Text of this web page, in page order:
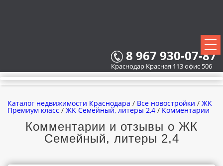
8 967 930-07-87
Краснодар Красная 113 офис 506
ВСЕ НОВОСТРОЙКИ
КАРТА НОВОСТРОЕК
Каталог недвижимости Краснодара / Все новостройки / ЖК
Премиум класс / ЖК Семейный, литеры 2,4 / Комментарии
Комментарии и отзывы о ЖК
Семейный, литеры 2,4